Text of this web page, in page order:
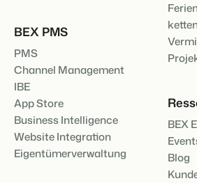
BEX PMS
PMS
Channel Management
IBE
App Store
Business Intelligence
Website Integration
Eigentümerverwaltung
BEX
Blog